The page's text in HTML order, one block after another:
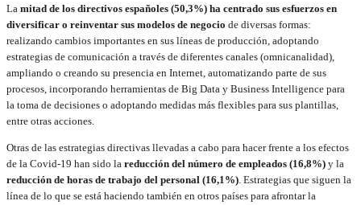
La mitad de los directivos españoles (50,3%) ha centrado sus esfuerzos en
diversificar o reinventar sus modelos de negocio de diversas formas:
realizando cambios importantes en sus líneas de producción, adoptando
estrategias de comunicación a través de diferentes canales (omnicanalidad),
ampliando o creando su presencia en Internet, automatizando parte de sus
procesos, incorporando herramientas de Big Data y Business Intelligence para
la toma de decisiones o adoptando medidas más flexibles para sus plantillas,
entre otras acciones.
Otras de las estrategias directivas llevadas a cabo para hacer frente a los efectos
de la Covid-19 han sido la reducción del número de empleados (16,8%) y la
reducción de horas de trabajo del personal (16,1%). Estrategias que siguen la
línea de lo que se está haciendo también en otros países para afrontar la